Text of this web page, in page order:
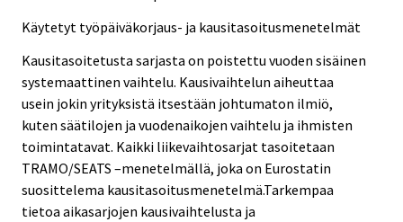
Käytetyt työpäiväkorjaus- ja kausitasoitusmenetelmät
Kausitasoitetusta sarjasta on poistettu vuoden sisäinen
systemaattinen vaihtelu. Kausivaihtelun aiheuttaa
usein jokin yrityksistä itsestään johtumaton ilmiö,
kuten säätilojen ja vuodenaikojen vaihtelu ja ihmisten
toimintatavat. Kaikki liikevaihtosarjat tasoitetaan
TRAMO/SEATS –menetelmällä, joka on Eurostatin
suosittelema kausitasoitusmenetelmä.Tarkempaa
tietoa aikasarjojen kausivaihtelusta ja